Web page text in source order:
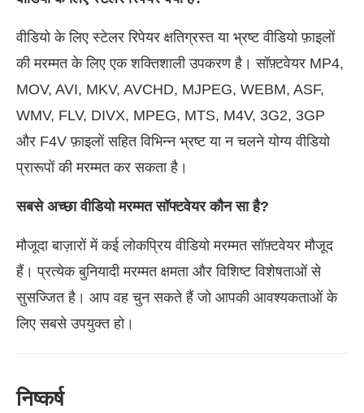
वीडियो के लिए स्टेलर रिपेयर क्षतिग्रस्त या भ्रष्ट वीडियो फ़ाइलों
की मरम्मत के लिए एक शक्तिशाली उपकरण है। सॉफ़्टवेयर MP4,
MOV, AVI, MKV, AVCHD, MJPEG, WEBM, ASF,
WMV, FLV, DIVX, MPEG, MTS, M4V, 3G2, 3GP
और F4V फ़ाइलों सहित विभिन्न भ्रष्ट या न चलने योग्य वीडियो
प्रारूपों की मरम्मत कर सकता है।
सबसे अच्छा वीडियो मरम्मत सॉफ्टवेयर कौन सा है?
मौजूदा बाज़ारों में कई लोकप्रिय वीडियो मरम्मत सॉफ़्टवेयर मौजूद
हैं। प्रत्येक बुनियादी मरम्मत क्षमता और विशिष्ट विशेषताओं से
सुसज्जित है। आप वह चुन सकते हैं जो आपकी आवश्यकताओं के
लिए सबसे उपयुक्त हो।
निष्कर्ष